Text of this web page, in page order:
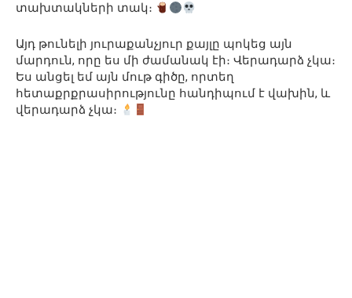
տախտակների տակ։
Այդ թունելի յուրաքանչյուր քայլը պոկեց այն
մարդուն, որը ես մի ժամանակ էի։ Վերադարձ չկա։
Ես անցել եմ այն ​​մութ գիծը, որտեղ
հետաքրքրասիրությունը հանդիպում է վախին, և
վերադարձ չկա։